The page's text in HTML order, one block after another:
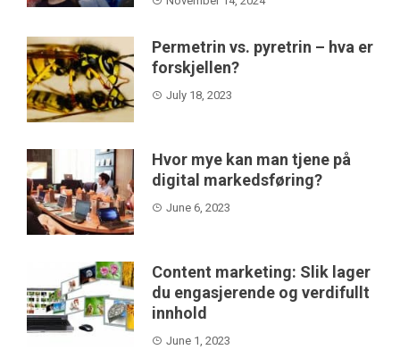
Permetrin vs. pyretrin – hva er
forskjellen?
July 18, 2023
Hvor mye kan man tjene på
digital markedsføring?
June 6, 2023
Content marketing: Slik lager
du engasjerende og verdifullt
innhold
June 1, 2023